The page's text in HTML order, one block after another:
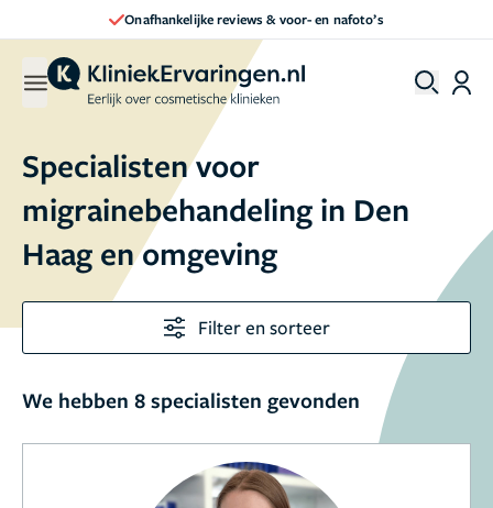
Onafhankelijke reviews & voor- en nafoto’s
Specialisten voor
migrainebehandeling in Den
Haag en omgeving
Filter en sorteer
We hebben 8 specialisten gevonden